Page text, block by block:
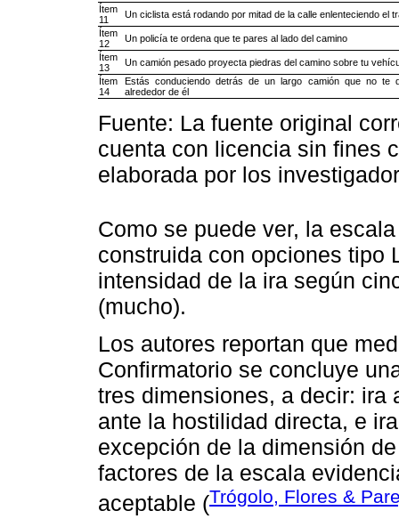
Ítem
11
Un ciclista está rodando por mitad de la calle enlenteciendo el
Ítem
12
Un policía te ordena que te pares al lado del camino
Ítem
13
Un camión pesado proyecta piedras del camino sobre tu
Ítem
14
Estás conduciendo detrás de un largo camión que no te
alrededor de él
Fuente: La fuente original
cuenta con licencia sin fines
elaborada por los
Como se puede ver, la
construida con opciones tipo
intensidad de la ira según
(mucho).
Los autores reportan que
Confirmatorio se concluye
tres dimensiones, a decir: ira
ante la hostilidad directa, e
excepción de la dimensión
factores de la escala
aceptable (Trógolo, Flores &